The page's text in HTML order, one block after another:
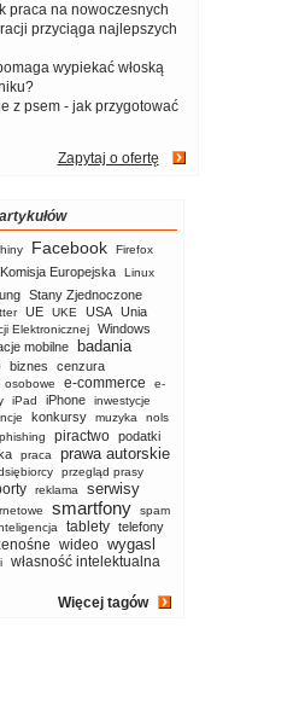
praca na nowoczesnych
przyciąga najlepszych
wypiekać włoską
z psem - jak przygotować
Zapytaj o ofertę
Facebook Firefox
Komisja Europejska Linux
Stany Zjednoczone
UE UKE USA
Unia
Elektronicznej Windows
mobilne badania
biznes cenzura
osobowe e-commerce
e-
iPad iPhone inwestycje
konkursy muzyka nols
phishing piractwo podatki
praca prawa autorskie
przegląd prasy
reklama
serwisy
smartfony
spam
tablety telefony
wideo wygasl
własność intelektualna
Więcej tagów